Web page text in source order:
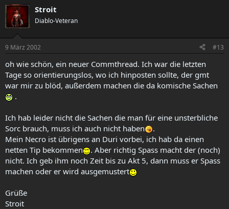
Stroit
Diablo-Veteran
9 März 2002 #13
oh wie schön, ein neuer Commthread. Ich war die letzten
Tage so orientierungslos, wo ich hinposten sollte, der gmt
war mir zu blöd, außerdem machen die da komische Sachen
.
Ich hab leider nicht die Sachen die man für eine unsterbliche
Sorc brauch, muss ich auch nicht haben
.
Mein Necro ist übrigens an Duri vorbei, ich hab da einen
netten Tip bekommen
. Aber richtig Spass macht der (noch)
nicht. Ich geb ihm noch Zeit bis zu Akt 5, dann muss er Spass
machen oder er wird ausgemustert
Grüße
Stroit